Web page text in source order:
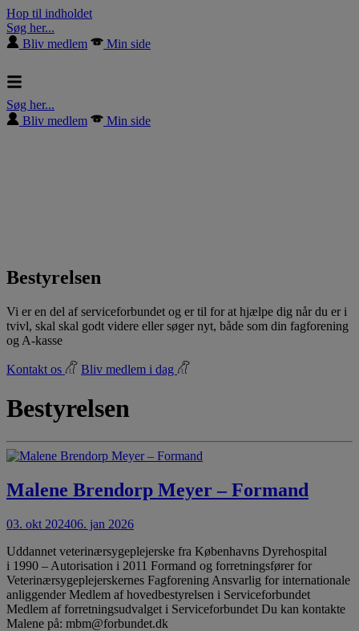
Hop til indholdet
Søg her...
Bliv medlem
Min side
Søg her...
Bliv medlem
Min side
Bestyrelsen
Vi er en del af serviceforbundet og er til for at hjælpe dig når du er i
tvivl, skal skal godt videre eller søger nyt, både som din fagforening
og A-kasse
Kontakt os Bliv medlem i dag
Bestyrelsen
Malene Brendorp Meyer – Formand
03. okt 202406. jan 2026
Uddannet veterinærsygeplejerske fra Københavns Dyrehospital
i 1990 – Autorisation i 2011 Formand og forretningsfører for
Veterinærsygeplejerskernes Fagforening Ansvarlig for internationale
anliggender Medlem af hovedbestyrelsen i Serviceforbundet
Medlem af forretningsudvalget i Serviceforbundet Du kan kontakte
Malene på: mbm@forbundet.dk